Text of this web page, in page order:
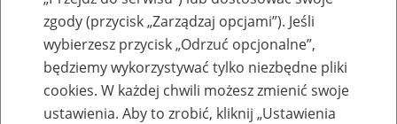
Nazwa zakładu pracy:
zgody (przycisk „Zarządzaj opcjami”). Jeśli
wybierzesz przycisk „Odrzuć opcjonalne”,
będziemy wykorzystywać tylko niezbędne pliki
cookies. W każdej chwili możesz zmienić swoje
ustawienia. Aby to zrobić, kliknij „Ustawienia